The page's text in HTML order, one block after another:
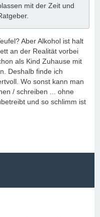
mit der Zeit und
Aber Alkohol ist halt
an der Realität vorbei
als Kind Zuhause mit
Deshalb finde ich
Wo sonst kann man
/ schreiben ... ohne
und so schlimm ist